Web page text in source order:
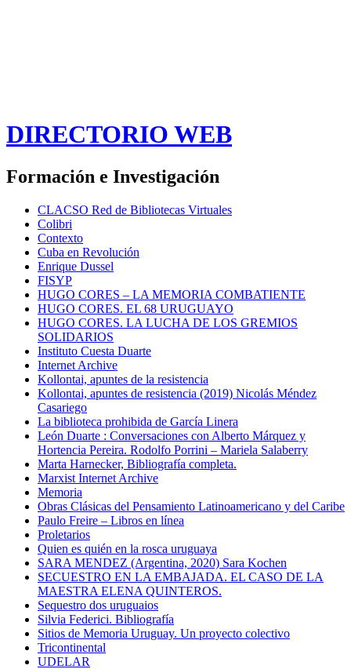
DIRECTORIO WEB
Formación e Investigación
CLACSO Red de Bibliotecas Virtuales
Colibri
Contexto
Cuba en Revolución
Enrique Dussel
FISYP
HUGO CORES – LA MEMORIA COMBATIENTE
HUGO CORES. EL 68 URUGUAYO
HUGO CORES. LA LUCHA DE LOS GREMIOS
SOLIDARIOS
Instituto Cuesta Duarte
Internet Archive
Kollontai, apuntes de la resistencia
Kollontai, apuntes de resistencia (2019) Nicolás Méndez
Casariego
La biblioteca prohibida de García Linera
León Duarte : Conversaciones con Alberto Márquez y
Hortencia Pereira. Rodolfo Porrini – Mariela Salaberry
Marta Harnecker, Bibliografía completa.
Marxist Internet Archive
Memoria
Obras Clásicas del Pensamiento Latinoamericano y del Caribe
Paulo Freire – Libros en línea
Proletarios
Quien es quién en la rosca uruguaya
SARA MENDEZ (Argentina, 2020) Sara Kochen
SECUESTRO EN LA EMBAJADA. EL CASO DE LA
MAESTRA ELENA QUINTEROS.
Sequestro dos uruguaios
Silvia Federici. Bibliografía
Sitios de Memoria Uruguay. Un proyecto colectivo
Tricontinental
UDELAR